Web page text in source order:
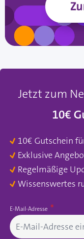
Jetzt zum
10€
10€ Gutschein
Exklusive
Regelmäßige
Wissenswertes
E-Mail-Adresse